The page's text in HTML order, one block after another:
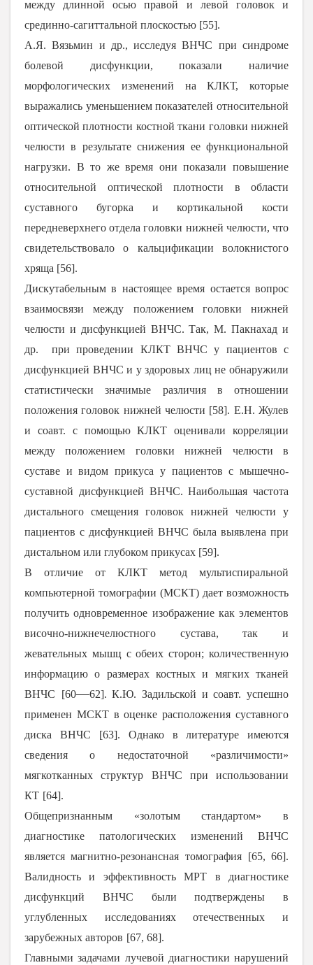
между длинной осью правой и левой головок и
срединно-сагиттальной плоскостью [55].
А.Я. Вязьмин и др., исследуя ВНЧС при синдроме
болевой дисфункции, показали наличие
морфологических изменений на КЛКТ, которые
выражались уменьшением показателей относительной
оптической плотности костной ткани головки нижней
челюсти в результате снижения ее функциональной
нагрузки. В то же время они показали повышение
относительной оптической плотности в области
суставного бугорка и кортикальной кости
передневерхнего отдела головки нижней челюсти, что
свидетельствовало о кальцификации волокнистого
хряща [56].
Дискутабельным в настоящее время остается вопрос
взаимосвязи между положением головки нижней
челюсти и дисфункцией ВНЧС. Так, М. Пакнахад и
др. при проведении КЛКТ ВНЧС у пациентов с
дисфункцией ВНЧС и у здоровых лиц не обнаружили
статистически значимые различия в отношении
положения головок нижней челюсти [58]. Е.Н. Жулев
и соавт. с помощью КЛКТ оценивали корреляции
между положением головки нижней челюсти в
суставе и видом прикуса у пациентов с мышечно-
суставной дисфункцией ВНЧС. Наибольшая частота
дистального смещения головок нижней челюсти у
пациентов с дисфункцией ВНЧС была выявлена при
дистальном или глубоком прикусах [59].
В отличие от КЛКТ метод мультиспиральной
компьютерной томографии (МСКТ) дает возможность
получить одновременное изображение как элементов
височно-нижнечелюстного сустава, так и
жевательных мышц с обеих сторон; количественную
информацию о размерах костных и мягких тканей
ВНЧС
[60―62]. К.Ю. Задильской и соавт. успешно
применен МСКТ в оценке расположения суставного
диска ВНЧС
[63]. Однако в литературе имеются
сведения о недостаточной «различимости»
мягкотканных структур ВНЧС при использовании
КТ [64].
Общепризнанным «золотым стандартом» в
диагностике патологических изменений ВНЧС
является магнитно-резонансная томография
[65, 66].
Валидность и эффективность МРТ в диагностике
дисфункций ВНЧС были подтверждены в
углубленных исследованиях отечественных и
зарубежных авторов [67, 68].
Главными задачами лучевой диагностики нарушений